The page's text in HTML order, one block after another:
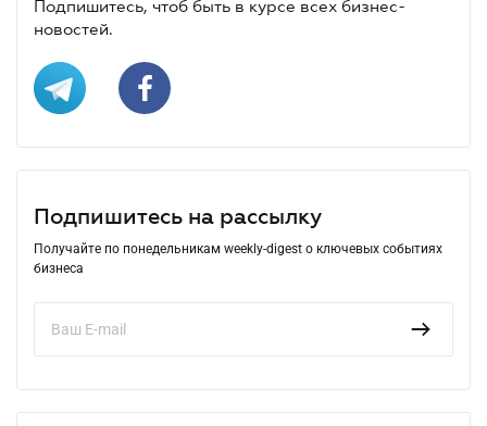
Подпишитесь, чтоб быть в курсе всех бизнес-
новостей.
Подпишитесь на рассылку
Получайте по понедельникам weekly-digest о ключевых событиях
бизнеса